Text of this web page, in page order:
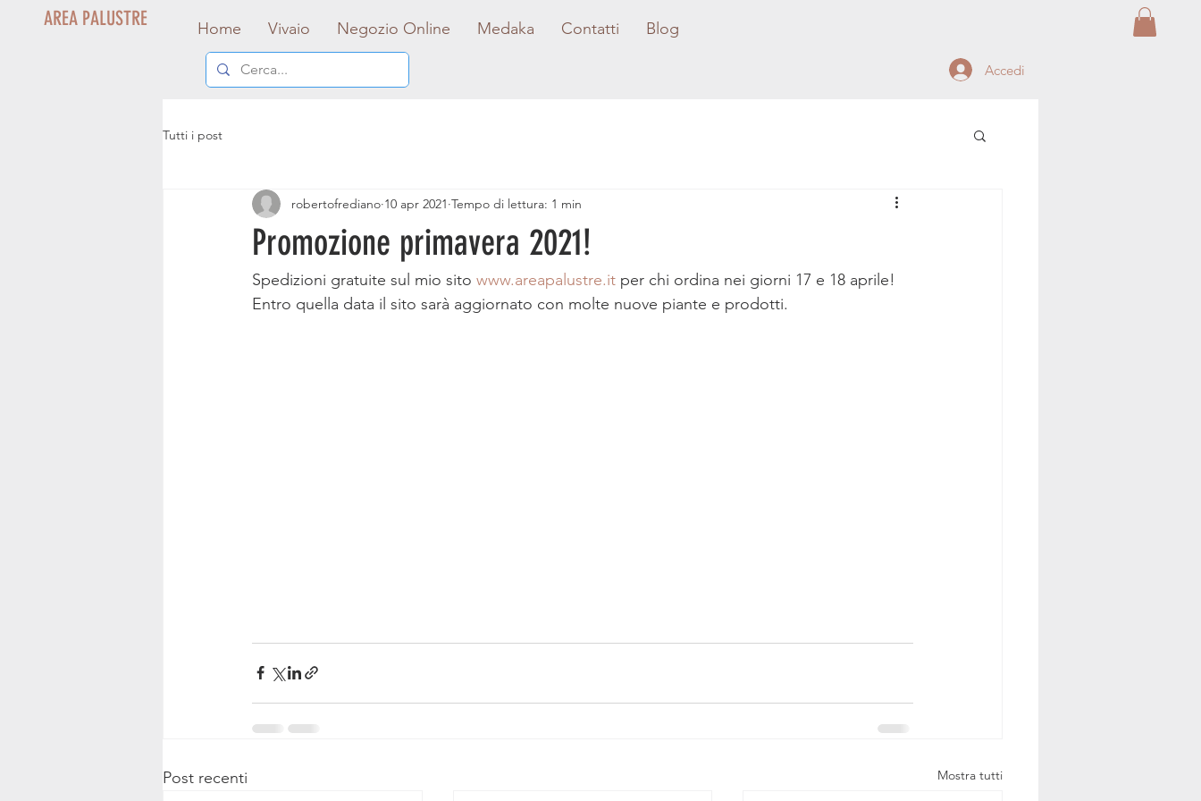
AREA PALUSTRE Home Vivaio Negozio Online Medaka Contatti Blog
Accedi
Tutti i post
Promozione primavera 2021!
robertofrediano 10 apr 2021 Tempo di lettura: 1 min
Spedizioni gratuite sul mio sito www.areapalustre.it per chi ordina nei giorni 17 e 18 aprile!
Entro quella data il sito sarà aggiornato con molte nuove piante e prodotti.
Post recenti Mostra tutti